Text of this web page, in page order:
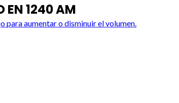
aumentar o disminuir el volumen.
EN 1240 AM